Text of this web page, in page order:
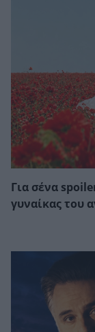
Για σένα
γυναίκας του